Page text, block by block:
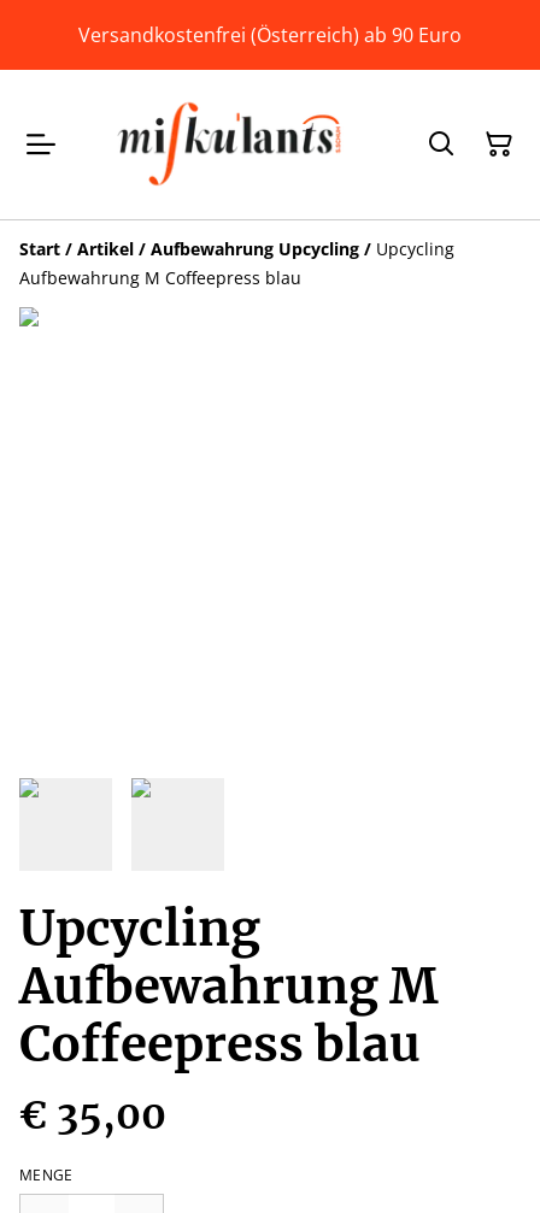
Versandkostenfrei (Österreich) ab 90 Euro
Start / Artikel / Aufbewahrung Upcycling / Upcycling
Aufbewahrung M Coffeepress blau
Upcycling
Aufbewahrung M
Coffeepress blau
€ 35,00
MENGE